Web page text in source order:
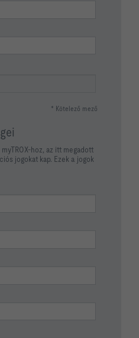
* Kötelező mező
hoz, az itt megadott
jogokat kap. Ezek a jogok